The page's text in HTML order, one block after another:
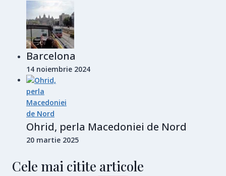
Barcelona
14 noiembrie 2024
Ohrid, perla Macedoniei de Nord
20 martie 2025
Cele mai citite articole